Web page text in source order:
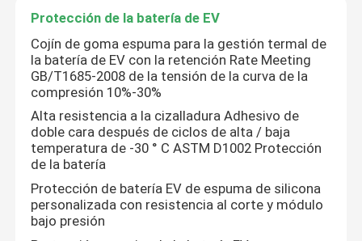
Noticias
Casos de trabajo
Solicitar una cita
Lacre de batería
Sistema de gestión termal de la batería
Protección de la batería de EV
Cojín de goma espuma para la gestión termal de
la batería de EV con la retención Rate Meeting
GB/T1685-2008 de la tensión de la curva de la
compresión 10%-30%
Alta resistencia a la cizalladura Adhesivo de
doble cara después de ciclos de alta / baja
temperatura de -30 ° C ASTM D1002 Protección
de la batería
Protección de batería EV de espuma de silicona
personalizada con resistencia al corte y módulo
bajo presión